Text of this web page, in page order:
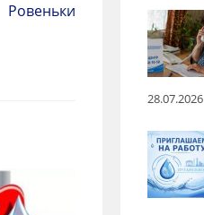
Ровеньки
28.07.2026